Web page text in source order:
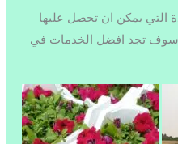
التي يمكن ان تحصل عليها
سوف تجد افضل الخدمات في